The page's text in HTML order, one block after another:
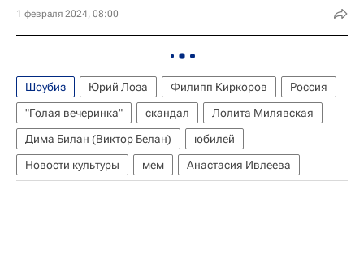
1 февраля 2024, 08:00
Шоубиз Юрий Лоза Филипп Киркоров
Россия
"Голая вечеринка"
скандал
Лолита Милявская
Дима Билан (Виктор Белан)
юбилей
Новости культуры
мем Анастасия Ивлеева